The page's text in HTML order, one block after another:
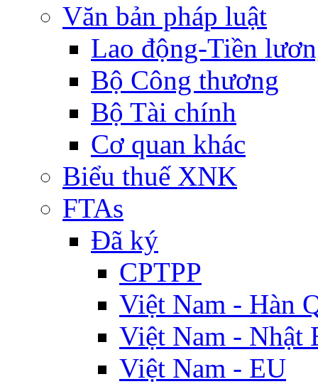
Văn bản pháp luật
Lao động-Tiền
Bộ Công thương
Bộ Tài chính
Cơ quan khác
Biểu thuế XNK
FTAs
Đã ký
CPTPP
Việt Nam - Hàn
Việt Nam - Nhật
Việt Nam - EU